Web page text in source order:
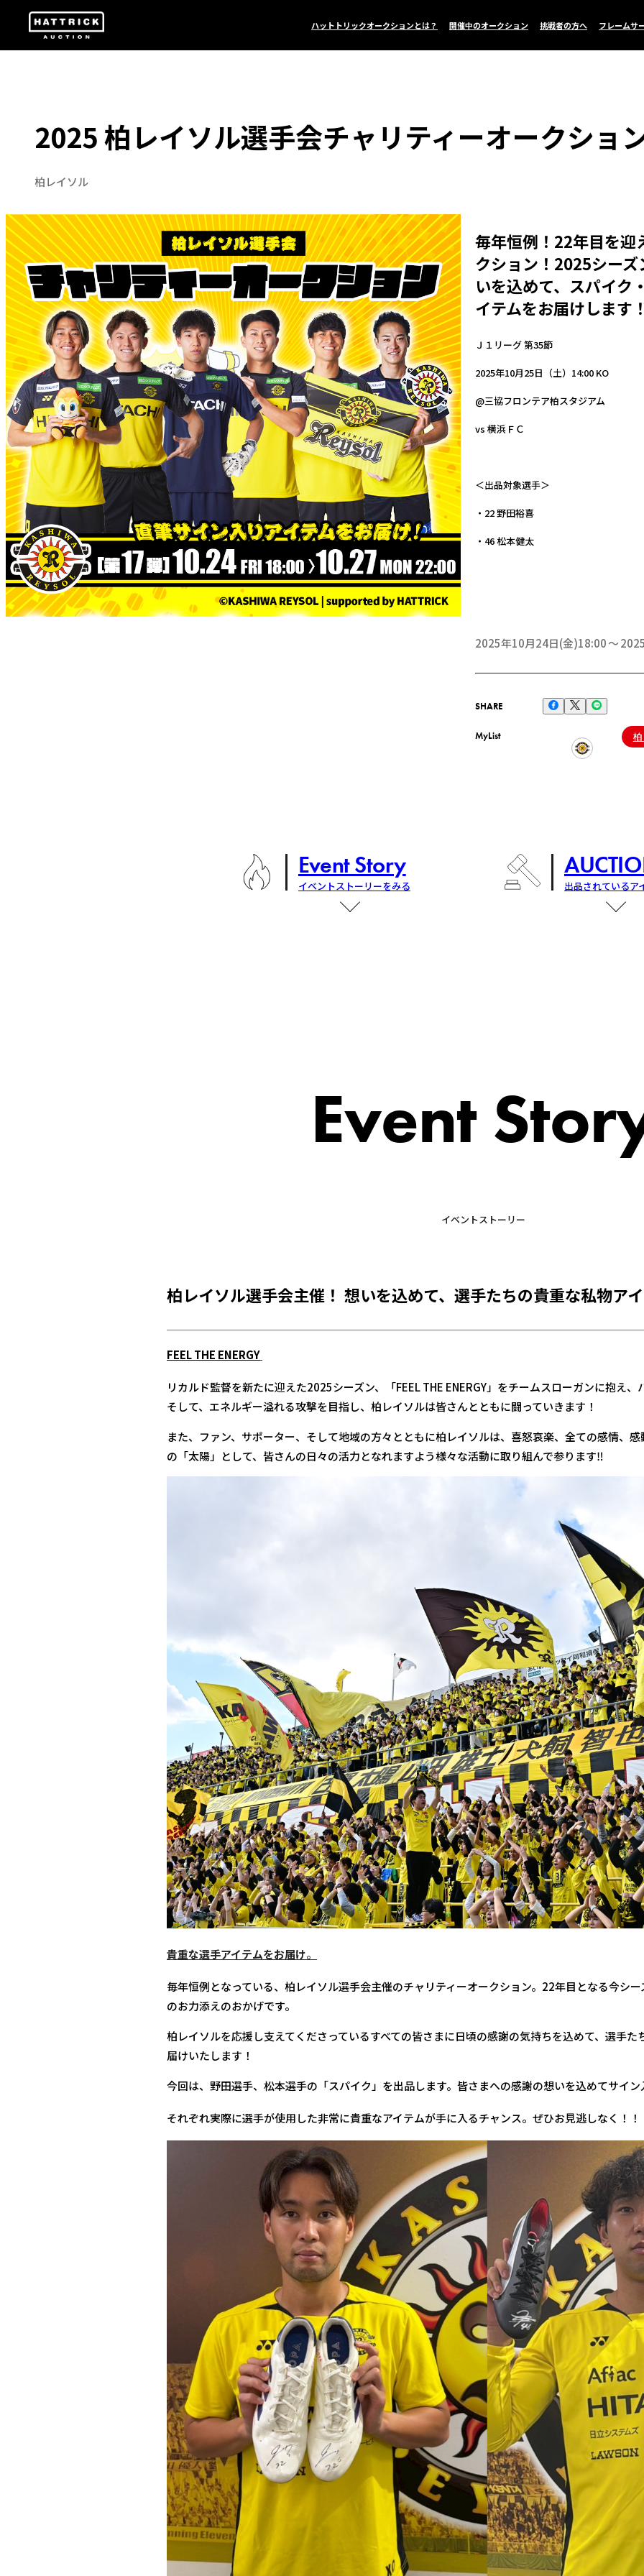
ハットトリックオークションとは？ 開催中のオークション 挑戦者の方へ フレームサ
2025 柏レイソル選手会チャリティーオークショ
柏レイソル
毎年恒例！22年目を迎
クション！2025シー
いを込めて、スパイク
イテムをお届けします
Ｊ１リーグ 第35節
2025年10月25日（土）14:00 KO
@三協フロンテア柏スタジアム
vs 横浜ＦＣ
＜出品対象選手＞
・22 野田裕喜
・46 松本健太
2025年10月24日(金)18:00
SHARE
MyList
Event Story
イベントストーリーをみる 出品されているア
Event
イベントストーリー
柏レイソル選手会主催！ 想いを込めて、選手たちの貴重な私物ア
FEEL THE ENERGY
リカルド監督を新たに迎えた2025シーズン、「FEEL THE ENERGY」をチームスローガンに抱え
そして、エネルギー溢れる攻撃を目指し、柏レイソルは皆さんとともに闘っていきます！
また、ファン、サポーター、そして地域の方々とともに柏レイソルは、喜怒哀楽、全ての感情、
の「太陽」として、皆さんの日々の活力となれますよう様々な活動に取り組んで参ります‼
貴重な選手アイテムをお届け。
毎年恒例となっている、柏レイソル選手会主催のチャリティーオークション。22年目となる今シ
のお力添えのおかげです。
柏レイソルを応援し支えてくださっているすべての皆さまに日頃の感謝の気持ちを込めて、選手
届けいたします！
今回は、野田選手、松本選手の「スパイク」を出品します。皆さまへの感謝の想いを込めてサイ
それぞれ実際に選手が使用した非常に貴重なアイテムが手に入るチャンス。ぜひお見逃しなく！！